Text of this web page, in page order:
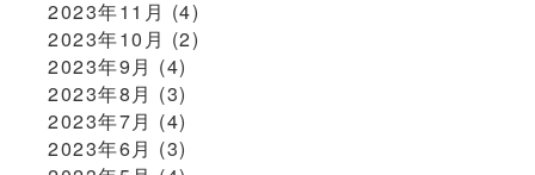
2023年11月 (4)
2023年10月 (2)
2023年9月 (4)
2023年8月 (3)
2023年7月 (4)
2023年6月 (3)